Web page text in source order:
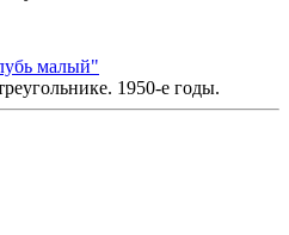
малый"
1950-е годы.